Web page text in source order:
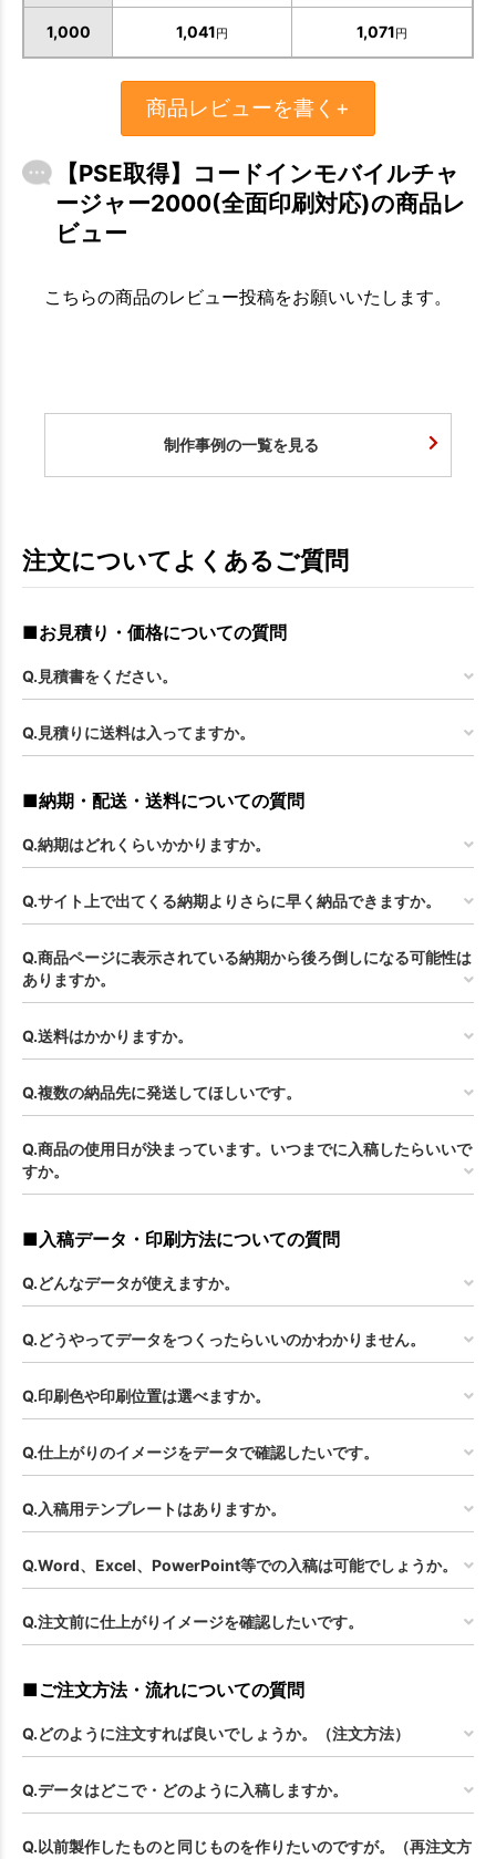
1,000 1,041円 1,071円
商品レビューを書く+
【PSE取得】コードインモバイルチャ
ージャー2000(全面印刷対応)の商品レ
ビュー
こちらの商品のレビュー投稿をお願いいたします。
制作事例の一覧を見る
注文についてよくあるご質問
■お見積り・価格についての質問
Q.見積書をください。
Q.見積りに送料は入ってますか。
■納期・配送・送料についての質問
Q.納期はどれくらいかかりますか。
Q.サイト上で出てくる納期よりさらに早く納品できますか。
Q.商品ページに表示されている納期から後ろ倒しになる可能性は
ありますか。
Q.送料はかかりますか。
Q.複数の納品先に発送してほしいです。
Q.商品の使用日が決まっています。いつまでに入稿したらいいで
すか。
■入稿データ・印刷方法についての質問
Q.どんなデータが使えますか。
Q.どうやってデータをつくったらいいのかわかりません。
Q.印刷色や印刷位置は選べますか。
Q.仕上がりのイメージをデータで確認したいです。
Q.入稿用テンプレートはありますか。
Q.Word、Excel、PowerPoint等での入稿は可能でしょうか。
Q.注文前に仕上がりイメージを確認したいです。
■ご注文方法・流れについての質問
Q.どのように注文すれば良いでしょうか。（注文方法）
Q.データはどこで・どのように入稿しますか。
Q.以前製作したものと同じものを作りたいのですが。（再注文方